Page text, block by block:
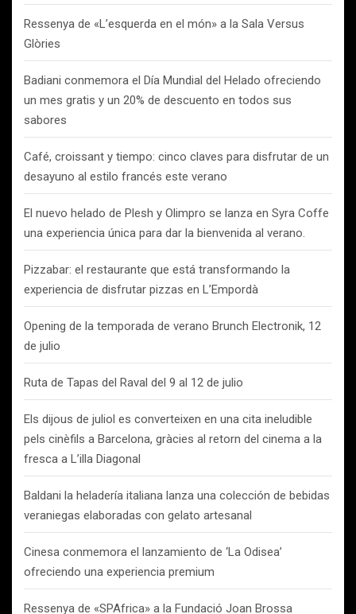
Ressenya de «L’esquerda en el món» a la Sala Versus
Glòries
Badiani conmemora el Día Mundial del Helado ofreciendo
un mes gratis y un 20% de descuento en todos sus
sabores
Café, croissant y tiempo: cinco claves para disfrutar de un
desayuno al estilo francés este verano
El nuevo helado de Plesh y Olimpro se lanza en Syra Coffe
una experiencia única para dar la bienvenida al verano.
Pizzabar: el restaurante que está transformando la
experiencia de disfrutar pizzas en L’Empordà
Opening de la temporada de verano Brunch Electronik, 12
de julio
Ruta de Tapas del Raval del 9 al 12 de julio
Els dijous de juliol es converteixen en una cita ineludible
pels cinèfils a Barcelona, gràcies al retorn del cinema a la
fresca a L’illa Diagonal
Baldani la heladería italiana lanza una colección de bebidas
veraniegas elaboradas con gelato artesanal
Cinesa conmemora el lanzamiento de ‘La Odisea’
ofreciendo una experiencia premium
Ressenya de «SPAfrica» a la Fundació Joan Brossa